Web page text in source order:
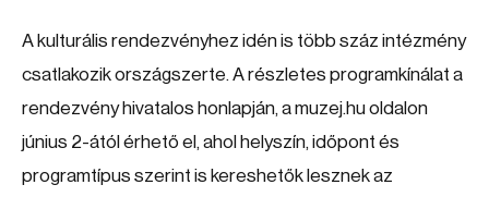
A kulturális rendezvényhez idén is több száz intézmény
csatlakozik országszerte. A részletes programkínálat a
rendezvény hivatalos honlapján, a muzej.hu oldalon
június 2-ától érhető el, ahol helyszín, időpont és
programtípus szerint is kereshetők lesznek az